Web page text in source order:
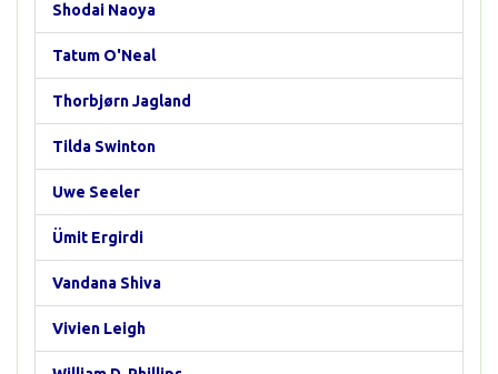
Shodai Naoya
Tatum O'Neal
Thorbjørn Jagland
Tilda Swinton
Uwe Seeler
Ümit Ergirdi
Vandana Shiva
Vivien Leigh